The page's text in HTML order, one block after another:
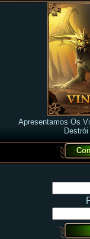
Apresentamos Os